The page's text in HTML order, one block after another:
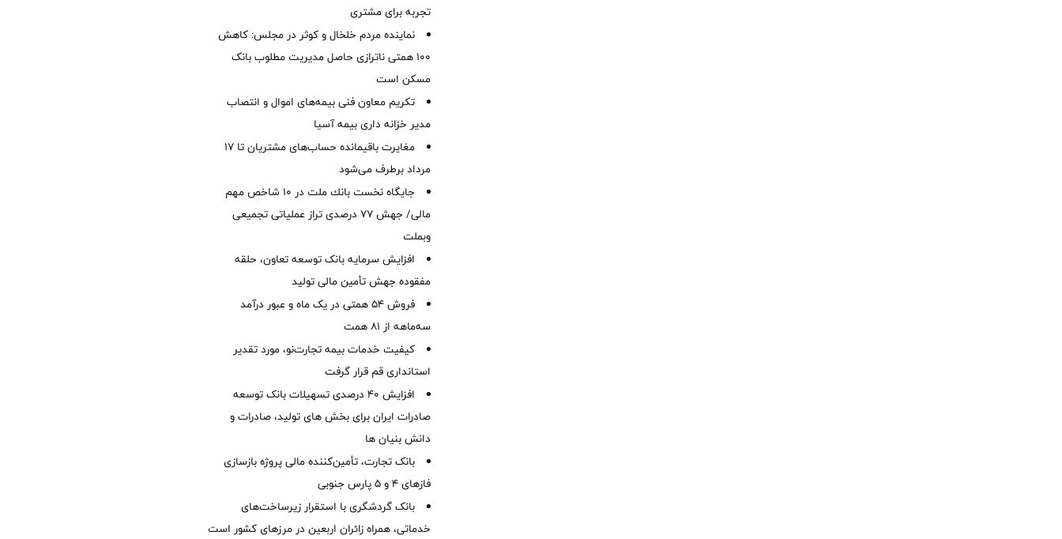
تجربه برای مشتری
نماینده مردم خلخال و کوثر در مجلس: کاهش
۱۰۰ همتی ناترازی حاصل مدیریت مطلوب بانک
مسکن است
تکریم معاون فنی بیمه‌های اموال و انتصاب
مدیر خزانه داری بیمه آسیا
مغایرت‌ باقیمانده حساب‌های مشتریان تا ۱۷
مرداد برطرف می‌شود
جایگاه نخست بانك ملت در 10 شاخص مهم
مالی/ جهش 77 درصدی تراز عملیاتی تجمیعی
وبملت
افزایش سرمایه بانک توسعه تعاون، حلقه
مفقوده جهش تأمین مالی تولید
فروش 54 همتی در یک ماه و عبور درآمد
سه‌ماهه از 81 همت
کیفیت خدمات بیمه تجارت‌نو، مورد تقدیر
استانداری قم قرار گرفت
افزایش 40 درصدی تسهیلات بانک توسعه
صادرات ایران برای بخش های تولید، صادرات و
دانش بنیان ها
بانک تجارت، تأمین‌کننده مالی پروژه بازسازی
فازهای ۴ و ۵ پارس جنوبی
بانک گردشگری با استقرار زیرساخت‌های
خدماتی، همراه زائران اربعین در مرزهای کشور است